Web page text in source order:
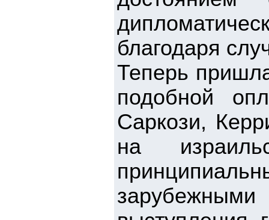
благодаря
Теперь
подобной
Саркози,
на